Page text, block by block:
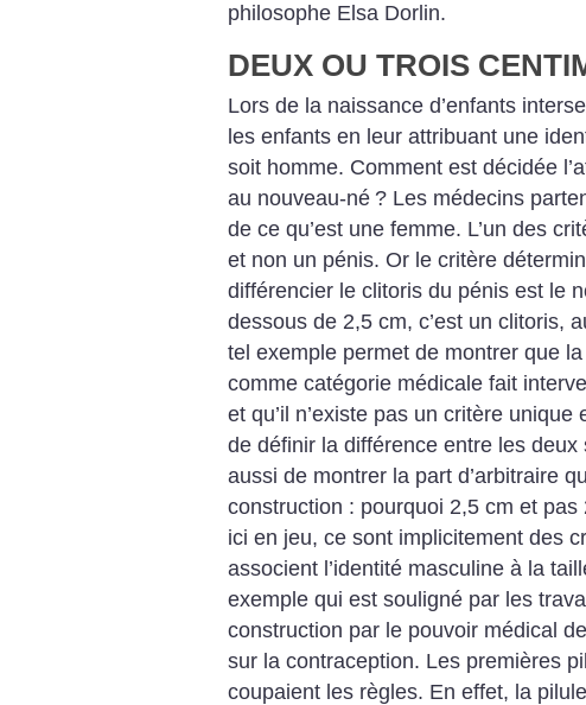
philosophe Elsa Dorlin.
DEUX OU TROIS
Lors de la naissance d’enfants
les enfants en leur attribuant une
soit homme. Comment est décidée
au nouveau-né ? Les médecins
de ce qu’est une femme. L’un des
et non un pénis. Or le critère
différencier le clitoris du pénis est le
dessous de 2,5 cm, c’est un clitoris,
tel exemple permet de montrer que
comme catégorie médicale fait
et qu’il n’existe pas un critère unique
de définir la différence entre les deux
aussi de montrer la part d’arbitraire
construction : pourquoi 2,5 cm et
ici en jeu, ce sont implicitement des
associent l’identité masculine à la
exemple qui est souligné par les
construction par le pouvoir médical
sur la contraception. Les premières
coupaient les règles. En effet, la